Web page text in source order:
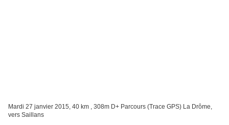
Mardi 27 janvier 2015, 40 km , 308m D+ Parcours (Trace GPS) La Drôme,
vers Saillans